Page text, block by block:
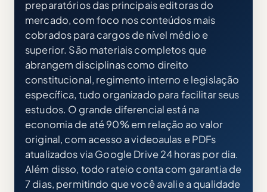
preparatórios das principais editoras do
mercado, com foco nos conteúdos mais
cobrados para cargos de nível médio e
superior. São materiais completos que
abrangem disciplinas como direito
constitucional, regimento interno e legislação
específica, tudo organizado para facilitar seus
estudos. O grande diferencial está na
economia de até 90% em relação ao valor
original, com acesso a videoaulas e PDFs
atualizados via Google Drive 24 horas por dia.
Além disso, todo rateio conta com garantia de
7 dias, permitindo que você avalie a qualidade